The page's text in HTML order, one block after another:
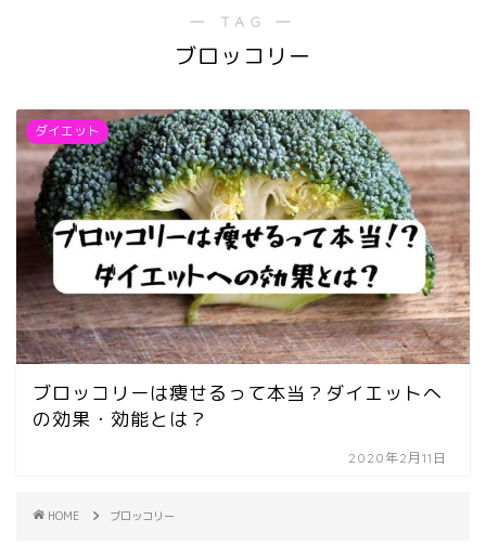
― TAG ―
ブロッコリー
ダイエット
ブロッコリーは痩せるって本当？ダイエットへ
の効果・効能とは？
2020年2月11日
HOME ブロッコリー